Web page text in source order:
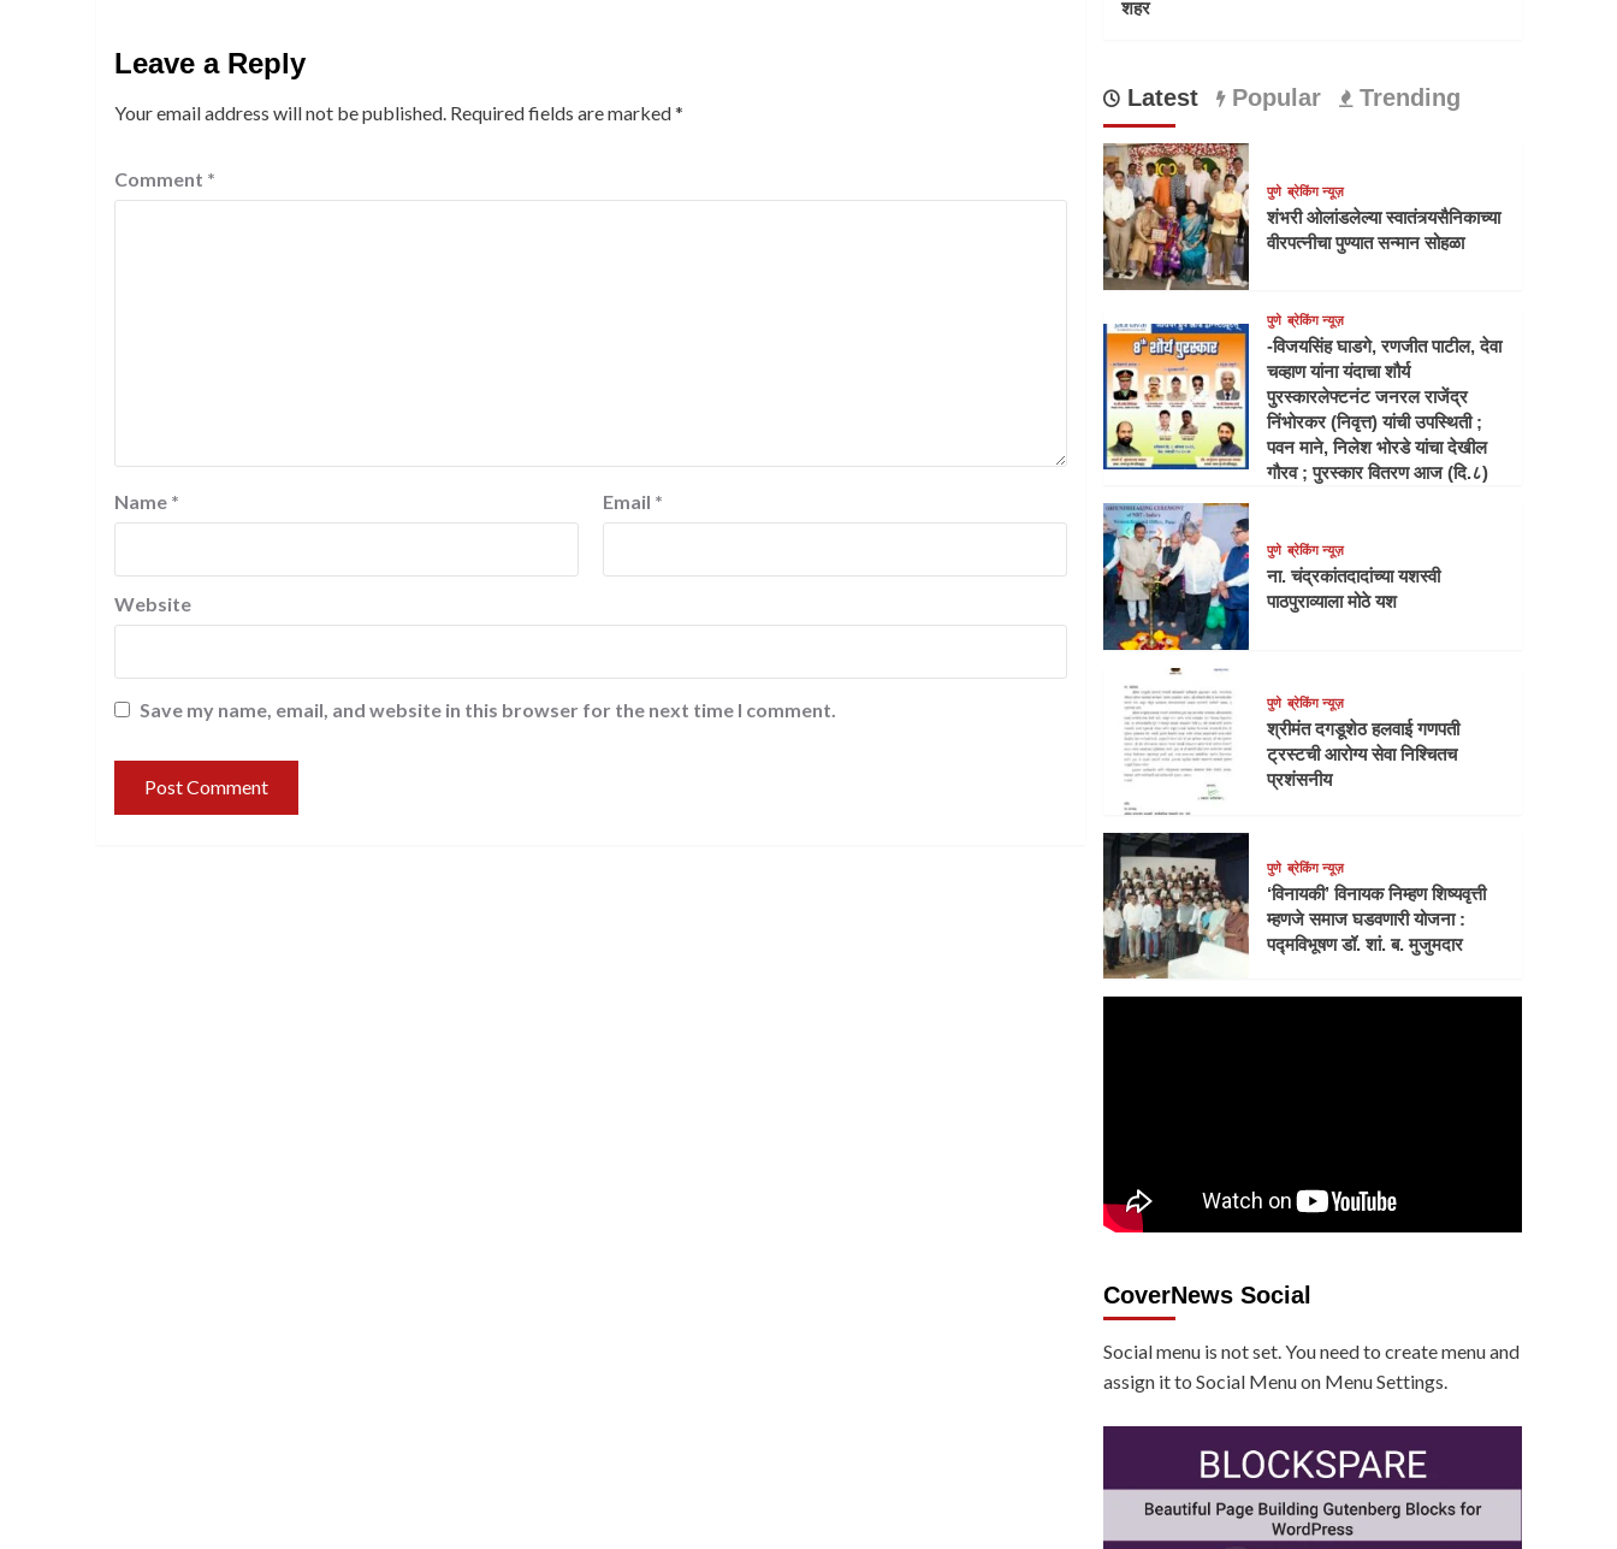
Leave a Reply
Your email address will not be published. Required fields are marked*
Comment *
Name * Email *
Website
Save my name, email, and website in this browser for the next time I comment.
शहर
Latest Popular Trending
पुणे ब्रेकिंग न्यूज़
शंभरी ओलांडलेल्या स्वातंत्र्यसैनिकाच्या
वीरपत्नीचा पुण्यात सन्मान सोहळा
पुणे ब्रेकिंग न्यूज़
-विजयसिंह घाडगे, रणजीत पाटील, देवा
चव्हाण यांना यंदाचा शौर्य
पुरस्कारलेफ्टनंट जनरल राजेंद्र
निंभोरकर (निवृत्त) यांची उपस्थिती ;
पवन माने, निलेश भोरडे यांचा देखील
गौरव ; पुरस्कार वितरण आज (दि.८)
पुणे ब्रेकिंग न्यूज़
ना. चंद्रकांतदादांच्या यशस्वी
पाठपुराव्याला मोठे यश
पुणे ब्रेकिंग न्यूज़
श्रीमंत दगडूशेठ हलवाई गणपती
ट्रस्टची आरोग्य सेवा निश्चितच
प्रशंसनीय
पुणे ब्रेकिंग न्यूज़
‘विनायकी’ विनायक निम्हण शिष्यवृत्ती
म्हणजे समाज घडवणारी योजना :
पद्मविभूषण डॉ. शां. ब. मुजुमदार
CoverNews Social
Social menu is not set. You need to create menu and
assign it to Social Menu on Menu Settings.